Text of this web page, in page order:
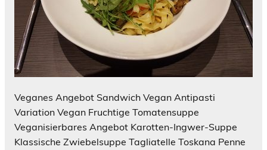
Veganes Angebot Sandwich Vegan Antipasti
Variation Vegan Fruchtige Tomatensuppe
Veganisierbares Angebot Karotten-Ingwer-Suppe
Klassische Zwiebelsuppe Tagliatelle Toskana Penne